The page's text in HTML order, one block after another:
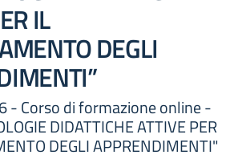
IL
DEGLI
- Corso di formazione online -
DIDATTICHE ATTIVE PER
DEGLI APPRENDIMENTI"